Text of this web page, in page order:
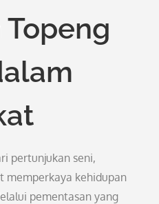
Topeng
pertunjukan seni,
memperkaya kehidupan
pementasan yang